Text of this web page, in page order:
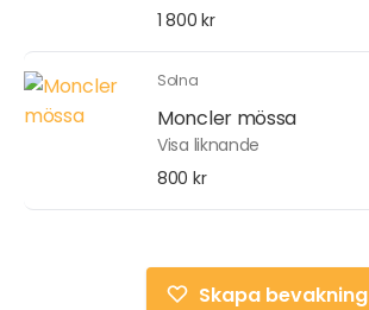
1 800 kr
Solna
Moncler mössa
Visa liknande
800 kr
Skapa bevakning